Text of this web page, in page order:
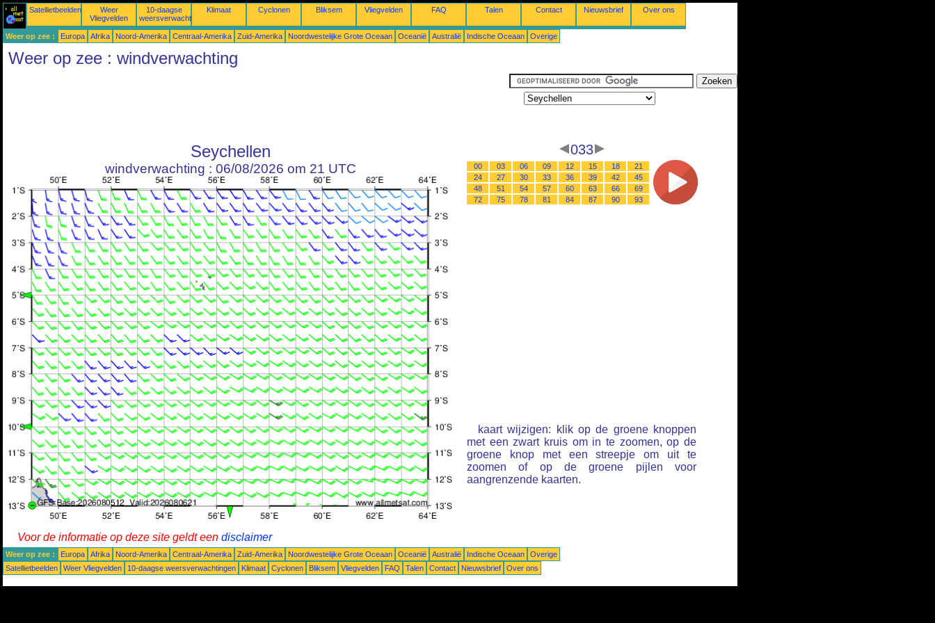
Satellietbeelden
Weer
Vliegvelden
10-daagse
weersverwachtingen
Klimaat Cyclonen Bliksem Vliegvelden FAQ Talen Contact Nieuwsbrief Over ons
Weer op zee : Europa Afrika Noord-Amerika Centraal-Amerika Zuid-Amerika Noordwestelijke Grote Oceaan Oceanië Australië Indische Oceaan Overige
Weer op zee : windverwachting
Seychellen
windverwachting : 06/08/2026 om 21 UTC
033
00 03 06 09 12 15 18
21
24
27 30 33 36 39 42
45
48
51 54 57 60 63 66
69
72
75 78 81 84 87 90 93
kaart wijzigen: klik op de groene knoppen
met een zwart kruis om in te zoomen, op de
groene knop met een streepje om uit te
zoomen of op de groene pijlen voor
aangrenzende kaarten.
Voor de informatie op deze site geldt een disclaimer
Weer op zee : Europa Afrika Noord-Amerika Centraal-Amerika Zuid-Amerika Noordwestelijke Grote Oceaan Oceanië Australië Indische Oceaan
Overige
Satellietbeelden
Weer Vliegvelden 10-daagse weersverwachtingen Klimaat Cyclonen Bliksem Vliegvelden FAQ Talen Contact Nieuwsbrief Over ons